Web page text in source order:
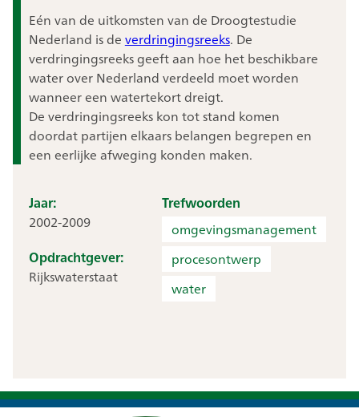
Eén van de uitkomsten van de Droogtestudie
Nederland is deverdringingsreeks. De
verdringingsreeks geeft aan hoe het beschikbare
water over Nederland verdeeld moet worden
wanneer een watertekort dreigt.
De verdringingsreeks kon tot stand komen
doordat partijen elkaars belangen begrepen en
een eerlijke afweging konden maken.
Jaar:
2002-2009
Opdrachtgever:
Rijkswaterstaat
Trefwoorden
omgevingsmanagement
procesontwerp
water